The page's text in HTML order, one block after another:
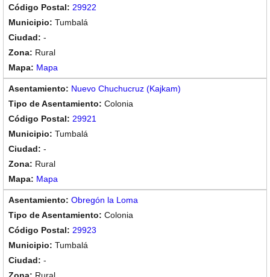
29922
Tumbalá
-
Rural
Mapa
Nuevo Chuchucruz (Kajkam)
Colonia
29921
Tumbalá
-
Rural
Mapa
Obregón la Loma
Colonia
29923
Tumbalá
-